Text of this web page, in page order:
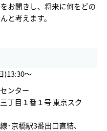
お聞きし、将来に何をどの
と考えます。
)13:30～
ンター
丁目１番１号 東京スク
･京橋駅3番出口直結、